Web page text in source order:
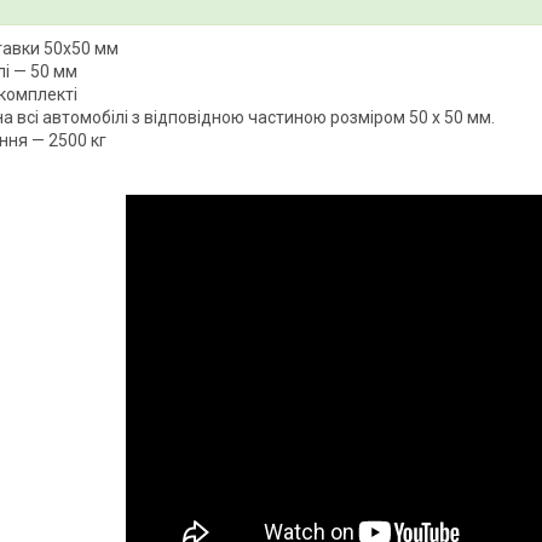
50х50 мм
— 50 мм
всі автомобілі з відповідною частиною розміром 50 х 50 мм.
— 2500 кг